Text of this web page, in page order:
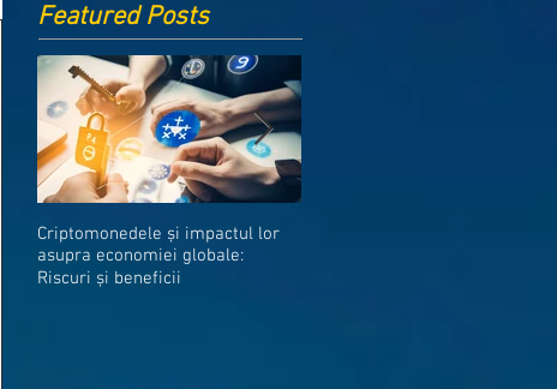
Featured Posts
Criptomonedele și impactul lor
asupra economiei globale:
Riscuri și beneficii